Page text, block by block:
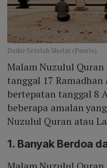
Dzikir Setelah Sholat (Pexels)
Malam Nuzulul
tanggal 17
bertepatan tanggal 8
beberapa amalan
Nuzulul Quran atau
1. Banyak Berdoa